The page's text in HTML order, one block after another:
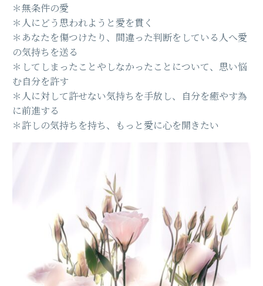
＊無条件の愛
＊人にどう思われようと愛を貫く
＊あなたを傷つけたり、間違った判断をしている人へ愛
の気持ちを送る
＊してしまったことやしなかったことについて、思い悩
む自分を許す
＊人に対して許せない気持ちを手放し、自分を癒やす為
に前進する
＊許しの気持ちを持ち、もっと愛に心を開きたい